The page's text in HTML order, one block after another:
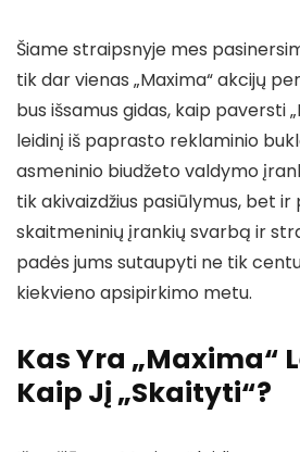
Šiame straipsnyje mes
tik dar vienas „Maxima“ akcijų
bus išsamus gidas, kaip paversti
leidinį iš paprasto reklaminio
asmeninio biudžeto valdymo
tik akivaizdžius pasiūlymus, bet
skaitmeninių įrankių svarbą ir
padės jums sutaupyti ne tik
kiekvieno apsipirkimo metu.
Kas Yra „Maxima“
Kaip Jį „Skaityti“?